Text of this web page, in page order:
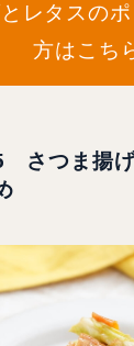
レタスの
方はこち
さつま揚